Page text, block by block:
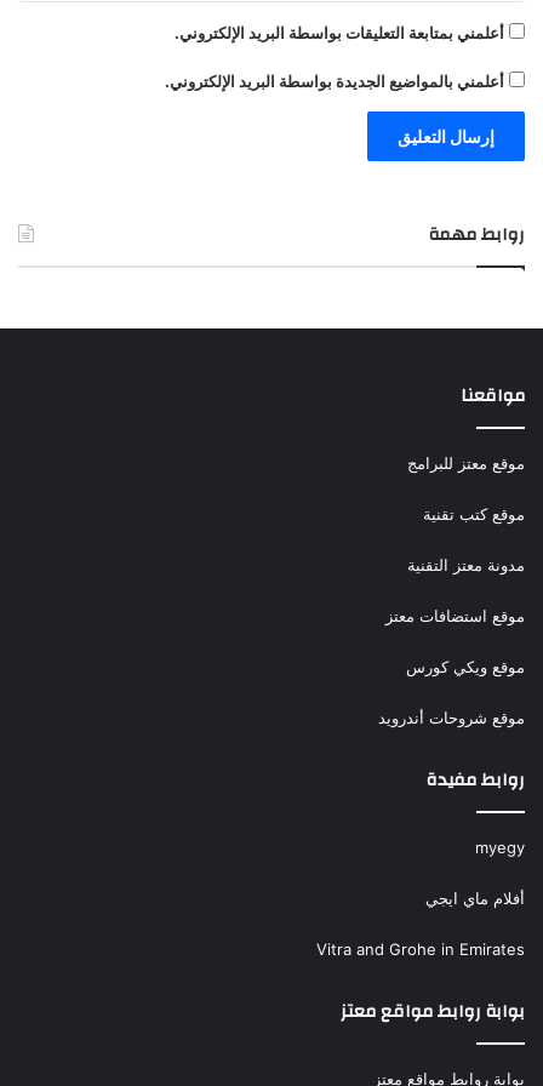
أعلمني بمتابعة التعليقات بواسطة البريد الإلكتروني.
أعلمني بالمواضيع الجديدة بواسطة البريد الإلكتروني.
روابط مهمة
مواقعنا
موقع معتز للبرامج
موقع كتب تقنية
مدونة معتز التقنية
موقع استضافات معتز
موقع ويكي كورس
موقع شروحات أندرويد
روابط مفيدة
myegy
أفلام ماي ايجي
Vitra and Grohe in Emirates
بوابة روابط مواقع معتز
بوابة روابط مواقع معتز